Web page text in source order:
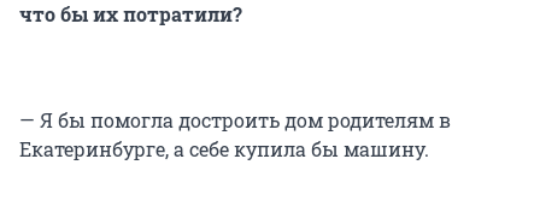
что бы их потратили?
— Я бы помогла достроить дом родителям в
Екатеринбурге, а себе купила бы машину.